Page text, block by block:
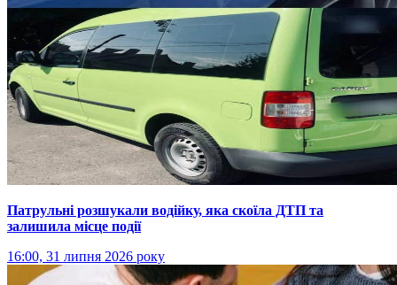
Патрульні розшукали водійку, яка скоїла ДТП та
залишила місце події
16:00, 31 липня 2026 року